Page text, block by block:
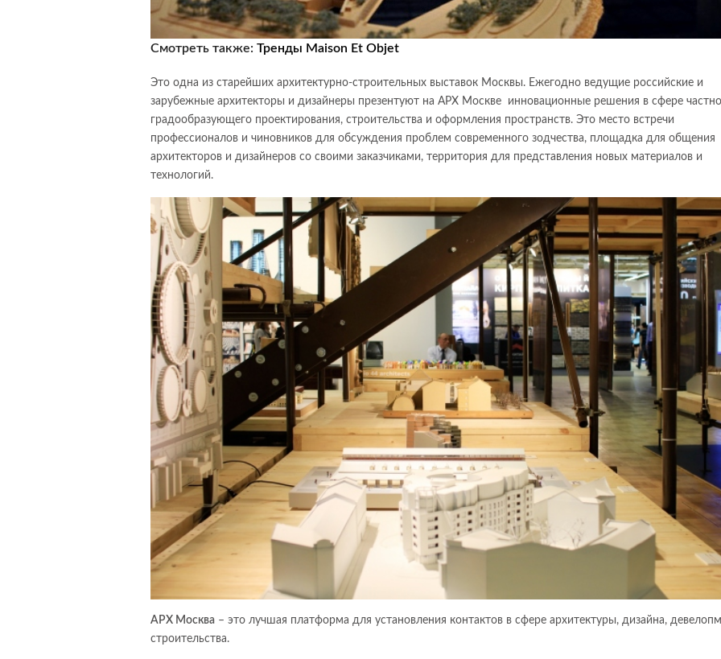
Смотреть также: Тренды Maison Et Objet
Это одна из старейших архитектурно-строительных выставок Москвы. Ежегодно ведущие российские и
зарубежные архитекторы и дизайнеры презентуют на АРХ Москве инновационные решения в сфере
градообразующего проектирования, строительства и оформления пространств. Это место встречи
профессионалов и чиновников для обсуждения проблем современного зодчества, площадка для общения
архитекторов и дизайнеров со своими заказчиками, территория для представления новых материалов и
технологий.
АРХ Москва – это лучшая платформа для установления контактов в сфере архитектуры, дизайна,
строительства.